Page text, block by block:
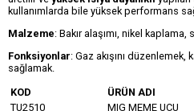
kullanımlarda bile yüksek performans
Malzeme: Bakır alaşımı, nikel kaplama,
Fonksiyonlar: Gaz akışını
sağlamak.
KOD ÜRÜN ADI
TU2510
MIG MEME UCU